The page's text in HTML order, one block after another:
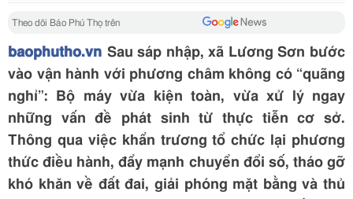
Theo dõi Báo Phú Thọ trên
baophutho.vn Sau sáp nhập, xã Lương Sơn bước
vào vận hành với phương châm không có “quãng
nghỉ”: Bộ máy vừa kiện toàn, vừa xử lý ngay
những vấn đề phát sinh từ thực tiễn cơ sở.
Thông qua việc khẩn trương tổ chức lại phương
thức điều hành, đẩy mạnh chuyển đổi số, tháo gỡ
khó khăn về đất đai, giải phóng mặt bằng và thủ